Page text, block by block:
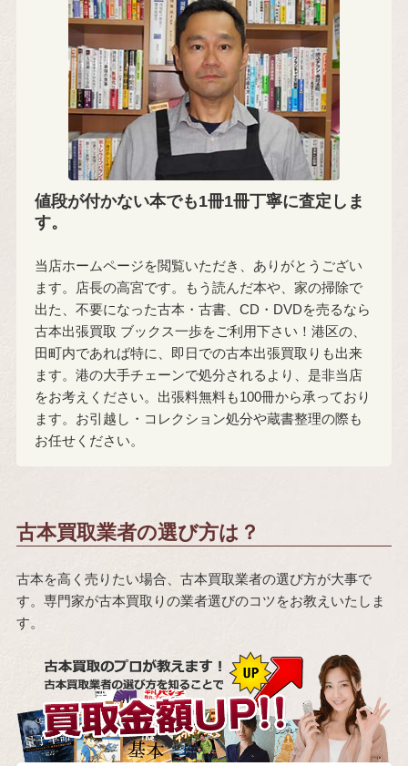
値段が付かない本でも1冊1冊丁寧に査定しま
す。
当店ホームページを閲覧いただき、ありがとうござい
ます。店長の高宮です。もう読んだ本や、家の掃除で
出た、不要になった古本・古書、CD・DVDを売るなら
古本出張買取 ブックス一歩をご利用下さい！港区の、
田町内であれば特に、即日での古本出張買取りも出来
ます。港の大手チェーンで処分されるより、是非当店
をお考えください。出張料無料も100冊から承っており
ます。お引越し・コレクション処分や蔵書整理の際も
お任せください。
古本買取業者の選び方は？
古本を高く売りたい場合、古本買取業者の選び方が大事で
す。専門家が古本買取りの業者選びのコツをお教えいたしま
す。